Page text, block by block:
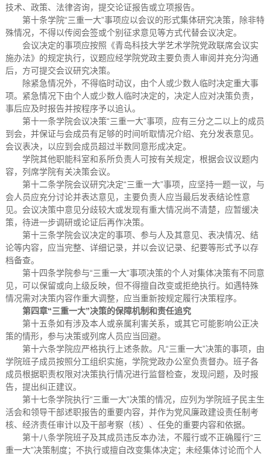
技术、政策、法律咨询，提交论证报告或立项报告。
第十条学院“三重一大”事项应以会议的形式集体研究决策，除非特
殊情况，不得以传阅会签或个别征求意见等方式代替会议决定。
会议决定的事项应按照《青岛科技大学艺术学院党政联席会议实
施办法》的规定执行，议题应经学院党政主要负责人审阅并充分沟通
后，方可提交会议研究决策。
除紧急情况外，不得临时动议，由个人或少数人临时决定重大事
项。紧急情况下由个人或少数人临时决定的，决定人应对决策负责，
事后应及时报告并按程序予以追认。
第十一条学院会议决策“三重一大”事项，应有三分之二以上的成员
到会，并保证与会成员有足够的时间听取情况介绍、充分发表意见。
会议表决，以应到会成员超过半数同意形成决定。
学院其他职能科室和系所负责人可按有关规定，根据会议议题内
容，列席学院有关决策会议。
第十二条学院会议研究决定“三重一大”事项，应坚持一题一议，与
会人员应充分讨论并表达意见，主要负责人应当最后发表结论性意
见。会议决策中意见分歧较大或发现有重大情况尚不清楚，应暂缓决
策，待进一步调研或论证后再作决策。
第十三条学院会议决定的事项、参与人及其意见、表决情况、结
论等内容，应当完整、详细记录，并以会议记录、纪要等形式予以存
档备查。
第十四条学院参与“三重一大”事项决策的个人对集体决策有不同意
见，可以保留或向上级反映，但不得擅自改变或拒绝执行。如遇特殊
情况需对决策内容作重大调整，应当重新按规定履行决策程序。
第四章“三重一大”决策的保障机制和责任追究
第十五条如有涉及本人或亲属利害关系，或其它可能影响公正决
策的情形，参与决策或列席人员应当回避。
第十六条学院应严格执行上述条款。凡“三重一大”决策的事项，由
学院班子成员按照分工组织实施，学院党政办公室负责督办。班子各
成员根据职责权限对决策执行情况进行监督检查，发现问题，及时报
告，提出纠正建议。
第十七条学院执行“三重一大”决策的情况，应列为学院班子民主生
活会和领导干部述职报告的重要内容，并作为党风廉政建设责任制考
核、经济责任审计以及干部考察（核）、任免的重要内容和依据。
第十八条学院班子及其成员违反本办法，不履行或不正确履行“三
重一大”决策制度；不执行或擅自改变集体决定；未经集体讨论而个人